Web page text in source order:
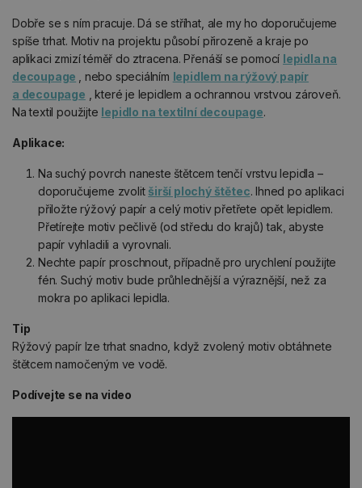
Dobře se s ním pracuje. Dá se stříhat, ale my ho doporučujeme
spíše trhat. Motiv na projektu působí přirozeně a kraje po
aplikaci zmizí téměř do ztracena. Přenáší se pomocí lepidla na
decoupage
, nebo speciálním lepidlem na rýžový papír
a decoupage , které je lepidlem a ochrannou vrstvou zároveň.
Na textil použijte lepidlo na textilní decoupage.
Aplikace:
Na suchý povrch naneste štětcem tenčí vrstvu lepidla –
doporučujeme zvolit širší plochý štětec. Ihned po aplikaci
přiložte rýžový papír a celý motiv přetřete opět lepidlem.
Přetírejte motiv pečlivě (od středu do krajů) tak, abyste
papír vyhladili a vyrovnali.
Nechte papír proschnout, případně pro urychlení použijte
fén. Suchý motiv bude průhlednější a výraznější, než za
mokra po aplikaci lepidla.
Tip
Rýžový papír lze trhat snadno, když zvolený motiv obtáhnete
štětcem namočeným ve vodě.
Podívejte se na video